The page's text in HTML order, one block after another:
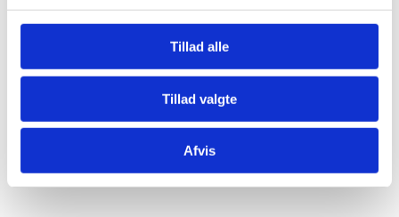
Tillad alle
Tillad valgte
Afvis
Pakning af salgsdisplay
Etikettering
In-House pakning
Hjælp til fejlproduktion